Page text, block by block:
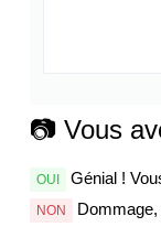
📷 Vous
OUI Génial !
NON